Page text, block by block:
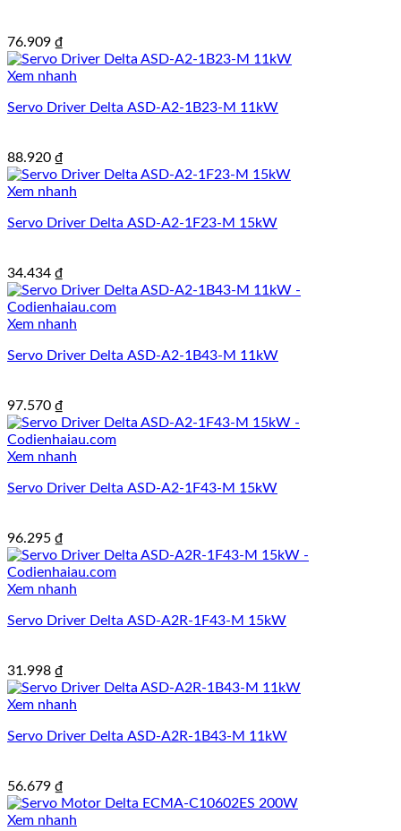
76.909 ₫
Xem nhanh
Servo Driver Delta ASD-A2-1B23-M 11kW
88.920 ₫
Xem nhanh
Servo Driver Delta ASD-A2-1F23-M 15kW
34.434 ₫
Xem nhanh
Servo Driver Delta ASD-A2-1B43-M 11kW
97.570 ₫
Xem nhanh
Servo Driver Delta ASD-A2-1F43-M 15kW
96.295 ₫
Xem nhanh
Servo Driver Delta ASD-A2R-1F43-M 15kW
31.998 ₫
Xem nhanh
Servo Driver Delta ASD-A2R-1B43-M 11kW
56.679 ₫
Xem nhanh